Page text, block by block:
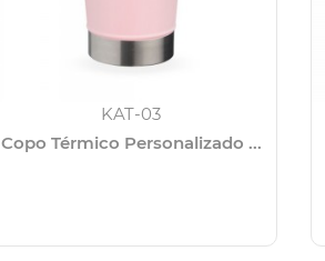
KAT-03
Copo Térmico Personalizado ...